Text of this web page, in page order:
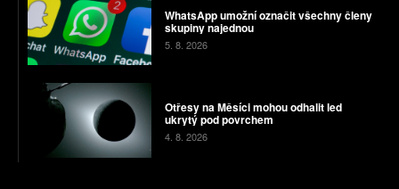
WhatsApp umožní označit všechny členy
skupiny najednou
5. 8. 2026
Otřesy na Měsíci mohou odhalit led
ukrytý pod povrchem
4. 8. 2026